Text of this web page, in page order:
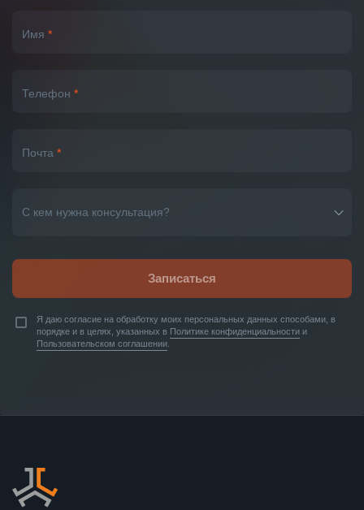
Имя *
Телефон *
Почта *
С кем нужна консультация?
Записаться
Я даю согласие на обработку моих персональных данных способами, в
порядке и в целях, указанных в Политике конфиденциальности и
Пользовательском соглашении